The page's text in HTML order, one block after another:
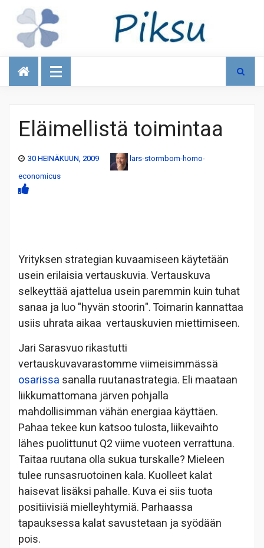
Talous
Eläimellistä toimintaa
30 HEINÄKUUN, 2009
lars-stormbom-homo-
economicus
Yrityksen strategian kuvaamiseen käytetään
usein erilaisia vertauskuvia. Vertauskuva
selkeyttää ajattelua usein paremmin kuin tuhat
sanaa ja luo "hyvän stoorin". Toimarin kannattaa
usiis uhrata aikaa vertauskuvien miettimiseen.
Jari Sarasvuo rikastutti
vertauskuvavarastomme viimeisimmässä
osarissa sanalla ruutanastrategia. Eli maataan
liikkumattomana järven pohjalla
mahdollisimman vähän energiaa käyttäen.
Pahaa tekee kun katsoo tulosta, liikevaihto
lähes puolittunut Q2 viime vuoteen verrattuna.
Taitaa ruutana olla sukua turskalle? Mieleen
tulee runsasruotoinen kala. Kuolleet kalat
haisevat lisäksi pahalle. Kuva ei siis tuota
positiivisiä mielleyhtymiä. Parhaassa
tapauksessa kalat savustetaan ja syödään
pois.